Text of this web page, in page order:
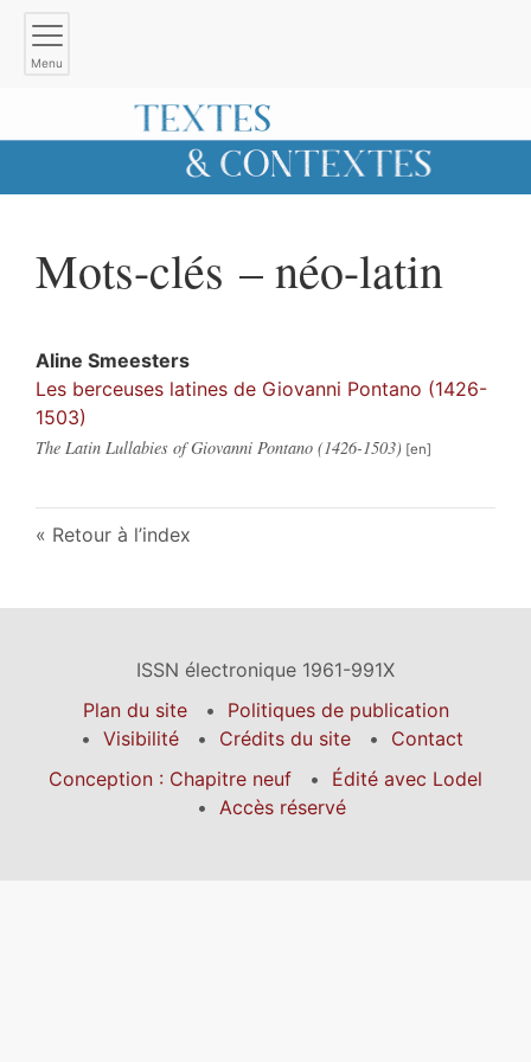
Menu
Mots-clés – néo-latin
Aline Smeesters
Les berceuses latines de Giovanni Pontano (1426-
1503)
The Latin Lullabies of Giovanni Pontano (1426-1503)
Retour à l’index
ISSN électronique 1961-991X
Plan du site
Politiques de publication
Visibilité
Crédits du site
Contact
Conception : Chapitre neuf
Édité avec Lodel
Accès réservé